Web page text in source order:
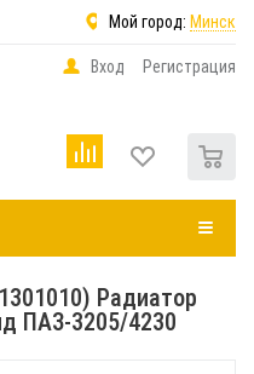
Мой город: Минск
Вход Регистрация
Радиатор
ПАЗ-3205/4230